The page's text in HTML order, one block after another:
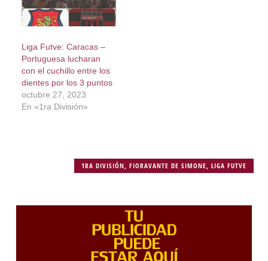
Liga Futve: Caracas –
Portuguesa lucharan
con el cuchillo entre los
dientes por los 3 puntos
octubre 27, 2023
En «1ra División»
1RA DIVISIÓN ,FIORAVANTE DE SIMONE ,LIGA FUTVE